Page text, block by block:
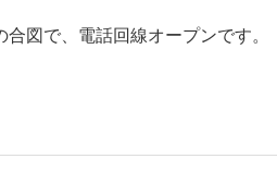
図で、電話回線オープンです。